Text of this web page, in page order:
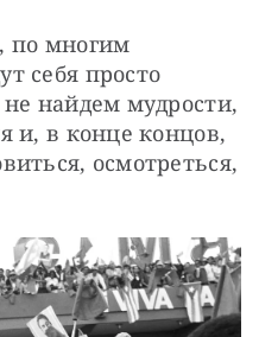
по многим
себя просто
найдем мудрости,
и, в конце концов,
осмотреться,